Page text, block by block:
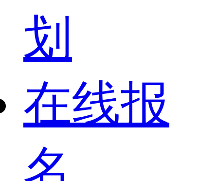
划
在线报
名